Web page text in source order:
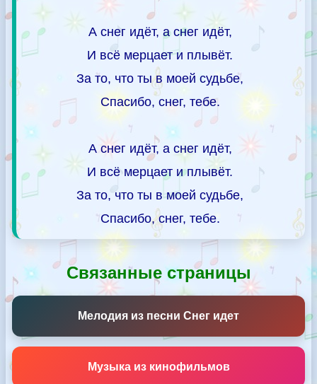
А снег идёт, а снег идёт,
И всё мерцает и плывёт.
За то, что ты в моей судьбе,
Спасибо, снег, тебе.
А снег идёт, а снег идёт,
И всё мерцает и плывёт.
За то, что ты в моей судьбе,
Спасибо, снег, тебе.
Связанные страницы
Мелодия из песни Снег идет
Музыка из кинофильмов